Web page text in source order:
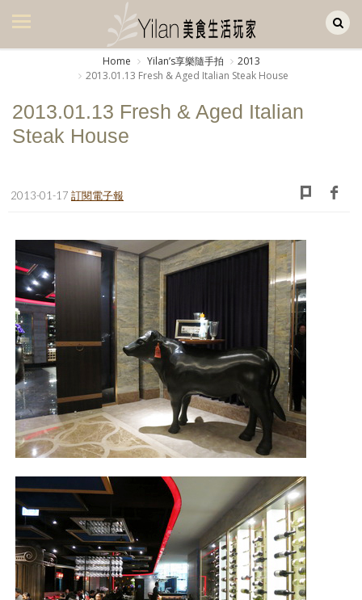
美食集
廚房集
旅遊集
書房集
日記簿
餐桌週記
享樂隨手拍
照相簿
影音區
創意出版服務
歷史區
關於Yilan
個人著作
活動實況記錄
Home Yilanʼs享樂隨手拍
2013
2013.01.13 Fresh & Aged Italian Steak House
2013.01.13 Fresh & Aged Italian
Steak House
2013-01-17 訂閱電子報